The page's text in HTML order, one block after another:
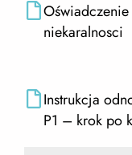
niekaralnosci
Instrukcja
P1 – krok po